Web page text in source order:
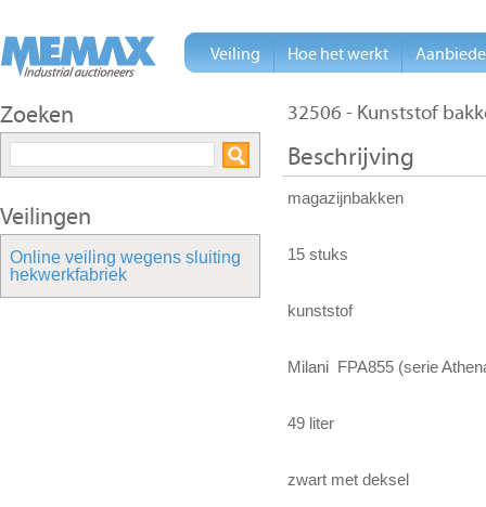
32506 - Kunststof
Beschrijving
magazijnbakken
15 stuks
kunststof
Milani FPA855 (serie
49 liter
zwart met deksel
Zoeken
Veilingen
Online veiling wegens sluiting
hekwerkfabriek
Veiling Hoe het werkt